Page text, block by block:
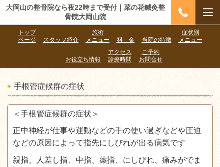
大岡山の整骨院なら夜22時まで受付｜菜の花鍼灸整
骨院大岡山院
トップ
ページ
スタッフ紹介
施術
メニュー
料 金 当院の特徴
症状別
メニュー
お役立ち情報
アクセス
診療時間
ご予約
お問合せ
手根管症候群の症状
＜手根管症候群の症状＞
正中神経が仕事や運動などの手の使い過ぎなどや圧迫
などの原因によって指先にしびれが出る病気です
親指、人差し指、中指、薬指、にしびれ、痛みがでま